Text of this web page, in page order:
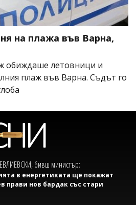
на плажа във Варна,
обиждаше летовници и
плаж във Варна. Съдът го
бивш министър:
в енергетиката ще покажат
прави нов бардак със стари